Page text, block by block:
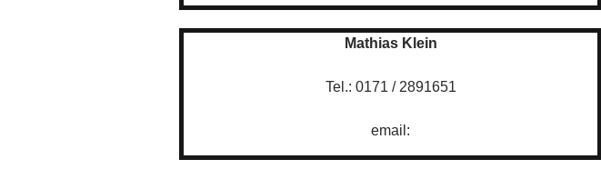
Mathias Klein
Tel.: 0171 / 2891651
email: